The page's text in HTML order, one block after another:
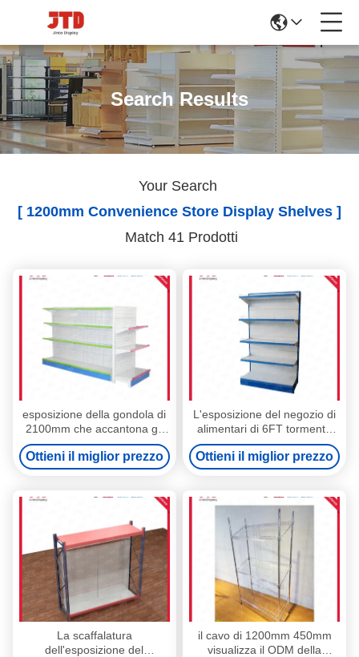
Search Results
Your Search
[ 1200mm Convenience Store Display Shelves ]
Match 41 Prodotti
esposizione della gondola di
2100mm che accantona gli
espositori del negozio di
alimentari di 1200mm
Ottieni il miglior prezzo
L'esposizione del negozio di
alimentari di 6FT tormenta
72in scaffale del metallo di
cinque file
Ottieni il miglior prezzo
La scaffalatura
dell'esposizione del
il cavo di 1200mm 450mm
visualizza il ODM della